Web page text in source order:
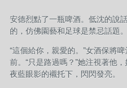
安德烈點了一瓶啤酒。低沈的說
的，仿佛園藝和足球是禁忌話題。
“這個給你，親愛的。”女酒保將
前。“只是路過嗎？”她注視著他
夜藍眼影的襯托下，閃閃發亮。